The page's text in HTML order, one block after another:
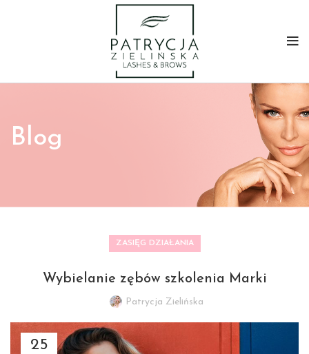
Blog
ZASIĘG DZIAŁANIA
Wybielanie zębów szkolenia Marki
Patrycja Zielińska
25